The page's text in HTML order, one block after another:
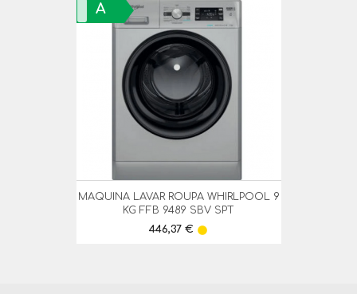
MAQUINA LAVAR ROUPA WHIRLPOOL 9
KG FFB 9489 SBV SPT
Preço
446,37 € lens
A